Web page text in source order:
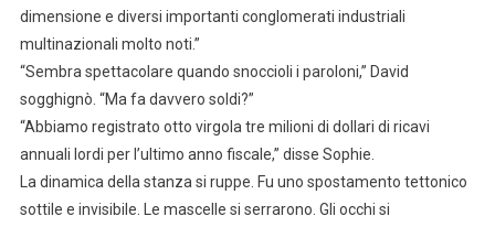
dimensione e diversi importanti conglomerati industriali
multinazionali molto noti.”
“Sembra spettacolare quando snoccioli i paroloni,” David
sogghignò. “Ma fa davvero soldi?”
“Abbiamo registrato otto virgola tre milioni di dollari di ricavi
annuali lordi per l’ultimo anno fiscale,” disse Sophie.
La dinamica della stanza si ruppe. Fu uno spostamento tettonico
sottile e invisibile. Le mascelle si serrarono. Gli occhi si